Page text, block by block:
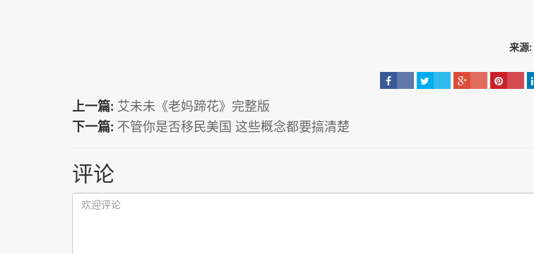
来源:
上一篇: 艾未未《老妈蹄花》完整版
下一篇: 不管你是否移民美国 这些概念都要搞清楚
评论